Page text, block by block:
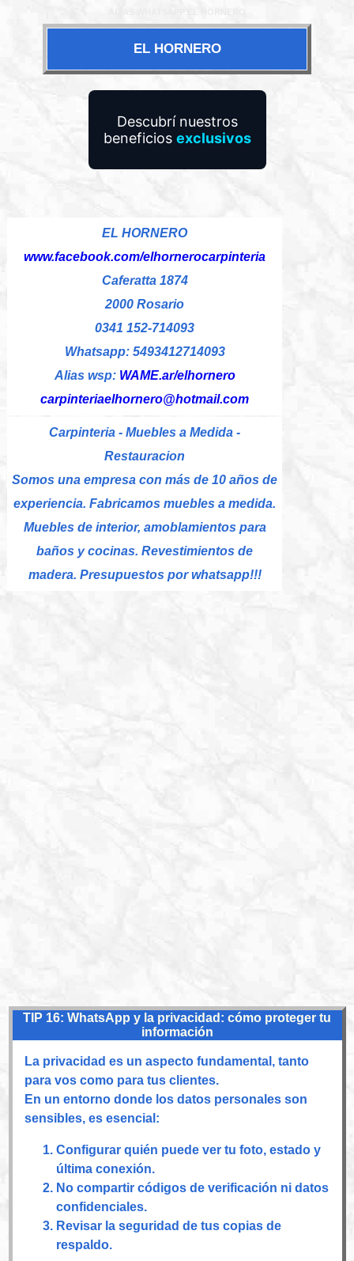
EL HORNERO
Descubrí nuestros
beneficios exclusivos
EL HORNERO
www.facebook.com/elhornerocarpinteria
Caferatta 1874
2000 Rosario
0341 152-714093
Whatsapp: 5493412714093
Alias wsp: WAME.ar/elhornero
carpinteriaelhornero@hotmail.com
Carpinteria - Muebles a Medida -
Restauracion
Somos una empresa con más de 10 años de
experiencia. Fabricamos muebles a medida.
Muebles de interior, amoblamientos para
baños y cocinas. Revestimientos de
madera. Presupuestos por whatsapp!!!
TIP 16: WhatsApp y la privacidad: cómo proteger tu
información
La privacidad es un aspecto fundamental, tanto
para vos como para tus clientes.
En un entorno donde los datos personales son
sensibles, es esencial:
Configurar quién puede ver tu foto, estado y
última conexión.
No compartir códigos de verificación ni datos
confidenciales.
Revisar la seguridad de tus copias de
respaldo.